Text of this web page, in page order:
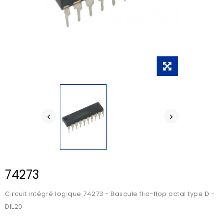
74273
Circuit intégré logique 74273 - Bascule flip-flop octal type D -
DIL20